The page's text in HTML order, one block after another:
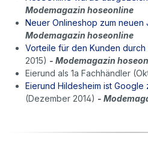
Modemagazin hoseonline
Neuer Onlineshop zum neuen
Modemagazin hoseonline
Vorteile für den Kunden durch
2015) - Modemagazin
Eierund als 1a Fachhändler
Eierund Hildesheim ist
(Dezember 2014) -